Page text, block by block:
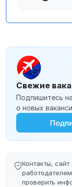
Свежие
Подпишитесь
о новых
Контакты,
проверить